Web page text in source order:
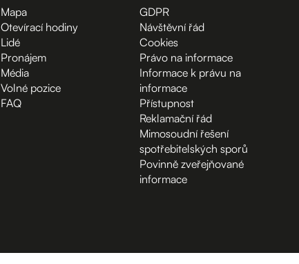
Mapa
Otevírací hodiny
Lidé
Pronájem
Média
Volné pozice
FAQ
GDPR
Návštěvní řád
Cookies
Právo na informace
Informace k právu na
informace
Přístupnost
Reklamační řád
Mimosoudní řešení
spotřebitelských sporů
Povinně zveřejňované
informace